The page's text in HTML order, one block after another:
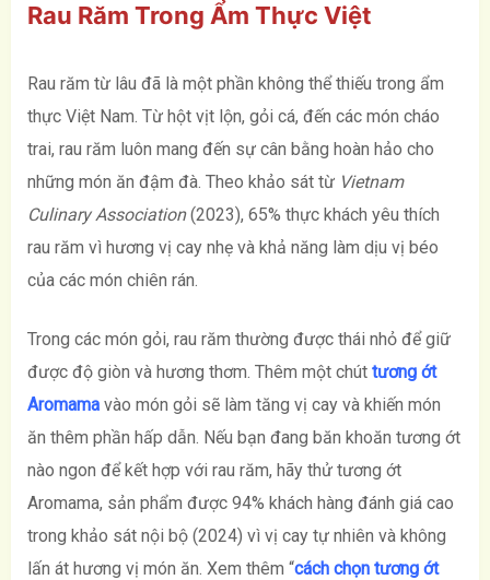
Rau Răm Trong Ẩm Thực Việt
Rau răm từ lâu đã là một phần không thể thiếu trong ẩm
thực Việt Nam. Từ hột vịt lộn, gỏi cá, đến các món cháo
trai, rau răm luôn mang đến sự cân bằng hoàn hảo cho
những món ăn đậm đà. Theo khảo sát từ Vietnam
Culinary Association(2023), 65% thực khách yêu thích
rau răm vì hương vị cay nhẹ và khả năng làm dịu vị béo
của các món chiên rán.
Trong các món gỏi, rau răm thường được thái nhỏ để giữ
được độ giòn và hương thơm. Thêm một chút tương ớt
Aromama vào món gỏi sẽ làm tăng vị cay và khiến món
ăn thêm phần hấp dẫn. Nếu bạn đang băn khoăn tương ớt
nào ngon để kết hợp với rau răm, hãy thử tương ớt
Aromama, sản phẩm được 94% khách hàng đánh giá cao
trong khảo sát nội bộ (2024) vì vị cay tự nhiên và không
lấn át hương vị món ăn. Xem thêm “cách chọn tương ớt